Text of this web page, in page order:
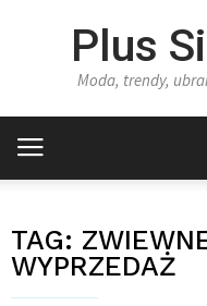
Plus
Moda, trendy,
TAG:
WYPRZEDAŻ